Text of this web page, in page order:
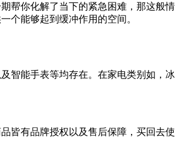
你化解了当下的紧急困难，那这般
个能够起到缓冲作用的空间。
能手表等均存在。在家电类别如，
皆有品牌授权以及售后保障，买回去